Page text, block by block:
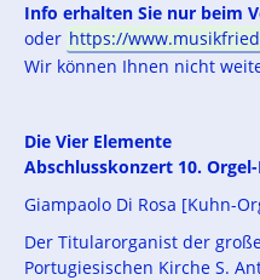
Info erhalten Sie nur beim
oder https://
Wir können Ihnen nicht
Die Vier Elemente
Abschlusskonzert 10.
Giampaolo Di Rosa [Kuhn-
Der Titularorganist der
Portugiesischen Kirche S.